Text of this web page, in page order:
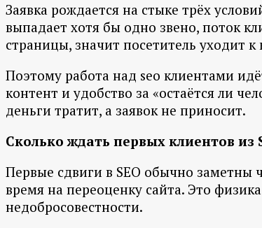
Заявка рождается на стыке трёх
выпадает хотя бы одно звено, поток
страницы, значит посетитель уходит к
Поэтому работа над seo клиентами
контент и удобство за «остаётся ли
деньги тратит, а заявок не приносит.
Сколько ждать первых клиентов из
Первые сдвиги в SEO обычно заметны
время на переоценку сайта. Это
недобросовестности.